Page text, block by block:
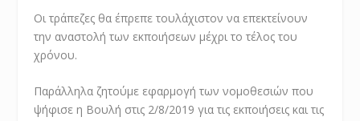
Οι τράπεζες θα έπρεπε τουλάχιστον να επεκτείνουν
την αναστολή των εκποιήσεων μέχρι το τέλος του
χρόνου.
Παράλληλα ζητούμε εφαρμογή των νομοθεσιών που
ψήφισε η Βουλή στις 2/8/2019 για τις εκποιήσεις και τις